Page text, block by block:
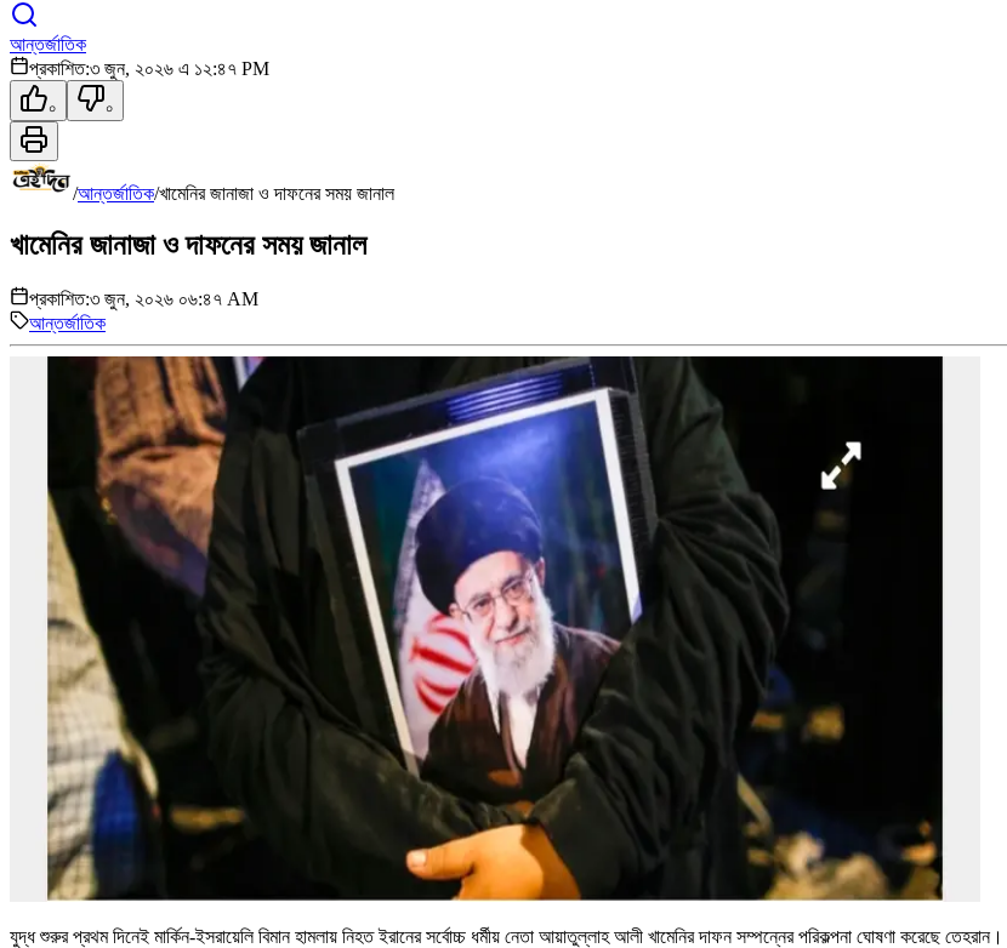
আন্তর্জাতিক
প্রকাশিত:৩ জুন, ২০২৬ এ ১২:৪৭ PM
০ ০
/আন্তর্জাতিক/খামেনির জানাজা ও দাফনের সময় জানাল
খামেনির জানাজা ও দাফনের সময় জানাল
প্রকাশিত:৩ জুন, ২০২৬ ০৬:৪৭ AM
আন্তর্জাতিক
যুদ্ধ শুরুর প্রথম দিনেই মার্কিন-ইসরায়েলি বিমান হামলায় নিহত ইরানের সর্বোচ্চ ধর্মীয় নেতা আয়াতুল্লাহ আলী খামেনির দাফন সম্পন্নের পরিকল্পনা ঘোষণা করেছে তেহরান।